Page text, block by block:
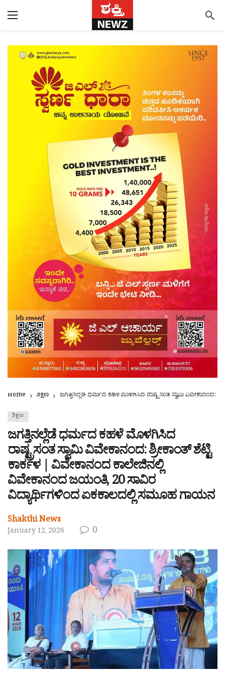
Home ಶಿಕ್ಷಣ ಜಗತ್ತಿನಲ್ಲೆಡೆ ಧರ್ಮದ ಕಹಳೆ ಮೊಳಗಿಸಿದ ರಾಷ್ಟ್ರಸಂತ ಸ್ವಾಮಿ ವಿವೇಕಾನಂದ:
ಶಿಕ್ಷಣ
ಜಗತ್ತಿನಲ್ಲೆಡೆ ಧರ್ಮದ ಕಹಳೆ ಮೊಳಗಿಸಿದ
ರಾಷ್ಟ್ರಸಂತ ಸ್ವಾಮಿ ವಿವೇಕಾನಂದ: ಶ್ರೀಕಾಂತ್ ಶೆಟ್ಟಿ
ಕಾರ್ಕಳ | ವಿವೇಕಾನಂದ ಕಾಲೇಜಿನಲ್ಲಿ
ವಿವೇಕಾನಂದ ಜಯಂತಿ, 20 ಸಾವಿರ
ವಿದ್ಯಾರ್ಥಿಗಳಿಂದ ಏಕಕಾಲದಲ್ಲಿ ಸಮೂಹ ಗಾಯನ
Shakthi News
January 12, 2026 0